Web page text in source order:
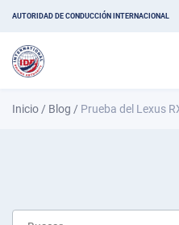
AUTORIDAD DE CONDUCCIÓN INTERNACIONAL
Inicio / Blog / Prueba del Lexus